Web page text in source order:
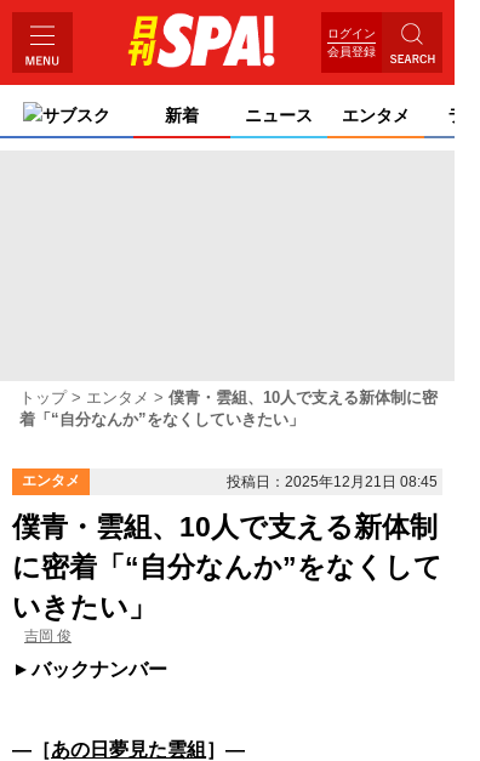
ログイン
会員登録
サブスク 新着 ニュース エンタメ ライ
トップ エンタメ
僕青・雲組、10人で支える新体制に密
着「“自分なんか”をなくしていきたい」
エンタメ 投稿日：2025年12月21日 08:45
僕青・雲組、10人で支える新体制
に密着「“自分なんか”をなくして
いきたい」
吉岡 俊
バックナンバー
―［あの日夢見た雲組 ］―